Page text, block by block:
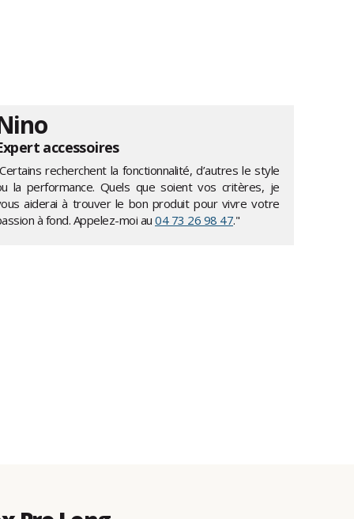
accessoires
recherchent la fonctionnalité, d’autres le style
la performance. Quels que soient vos critères, je
aiderai à trouver le bon produit pour vivre votre
à fond. Appelez-moi au04 73 26 98 47."